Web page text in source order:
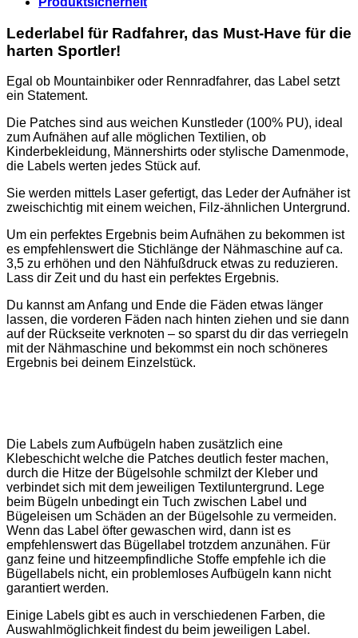
Lederlabel für Radfahrer, das Must-Have für die
harten Sportler!
Egal ob Mountainbiker oder Rennradfahrer, das Label setzt
ein Statement.
Die Patches sind aus weichen Kunstleder (100% PU), ideal
zum Aufnähen auf alle möglichen Textilien, ob
Kinderbekleidung, Männershirts oder stylische Damenmode,
die Labels werten jedes Stück auf.
Sie werden mittels Laser gefertigt, das Leder der Aufnäher ist
zweischichtig mit einem weichen, Filz-ähnlichen Untergrund.
Um ein perfektes Ergebnis beim Aufnähen zu bekommen ist
es empfehlenswert die Stichlänge der Nähmaschine auf ca.
3,5 zu erhöhen und den Nähfußdruck etwas zu reduzieren.
Lass dir Zeit und du hast ein perfektes Ergebnis.
Du kannst am Anfang und Ende die Fäden etwas länger
lassen, die vorderen Fäden nach hinten ziehen und sie dann
auf der Rückseite verknoten – so sparst du dir das verriegeln
mit der Nähmaschine und bekommst ein noch schöneres
Ergebnis bei deinem Einzelstück.
Die Labels zum Aufbügeln haben zusätzlich eine
Klebeschicht welche die Patches deutlich fester machen,
durch die Hitze der Bügelsohle schmilzt der Kleber und
verbindet sich mit dem jeweiligen Textiluntergrund. Lege
beim Bügeln unbedingt ein Tuch zwischen Label und
Bügeleisen um Schäden an der Bügelsohle zu vermeiden.
Wenn das Label öfter gewaschen wird, dann ist es
empfehlenswert das Bügellabel trotzdem anzunähen. Für
ganz feine und hitzeempfindliche Stoffe empfehle ich die
Bügellabels nicht, ein problemloses Aufbügeln kann nicht
garantiert werden.
Einige Labels gibt es auch in verschiedenen Farben, die
Auswahlmöglichkeit findest du beim jeweiligen Label.